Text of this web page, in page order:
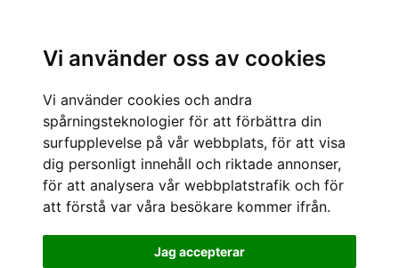
Vi använder oss av cookies
Vi använder cookies och andra
spårningsteknologier för att förbättra din
surfupplevelse på vår webbplats, för att visa
dig personligt innehåll och riktade annonser,
för att analysera vår webbplatstrafik och för
att förstå var våra besökare kommer ifrån.
Jag accepterar
« Tillbaka /Kläder för tjejer och killar/Vintage/Vintage t-shirts
Sportif Vintage Vintage t-shirts Pony dreams tee